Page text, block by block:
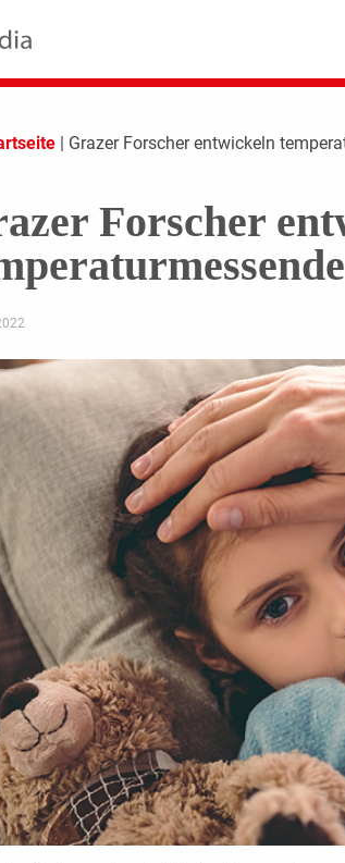
| Grazer Forscher entwickeln
Forscher